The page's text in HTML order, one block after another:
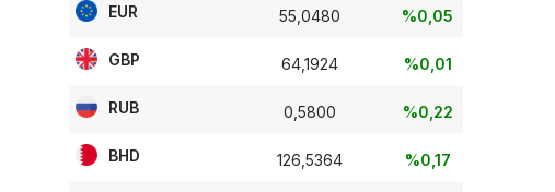
EUR 55,0480 %0,05
GBP 64,1924 %0,01
RUB 0,5800 %0,22
BHD 126,5364 %0,17